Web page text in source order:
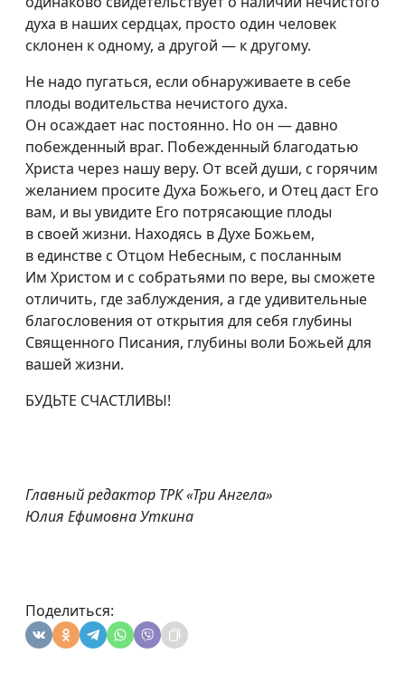
духа в наших сердцах, просто один человек
склонен к одному, а другой — к другому.
Не надо пугаться, если обнаруживаете в себе
плоды водительства нечистого духа.
Он осаждает нас постоянно. Но он — давно
побежденный враг. Побежденный благодатью
Христа через нашу веру. От всей души, с горячим
желанием просите Духа Божьего, и Отец даст Его
вам, и вы увидите Его потрясающие плоды
в своей жизни. Находясь в Духе Божьем,
в единстве с Отцом Небесным, с посланным
Им Христом и с собратьями по вере, вы сможете
отличить, где заблуждения, а где удивительные
благословения от открытия для себя глубины
Священного Писания, глубины воли Божьей для
вашей жизни.
БУДЬТЕ СЧАСТЛИВЫ!
Главный редактор ТРК «Три Ангела»
Юлия Ефимовна Уткина
Поделиться: